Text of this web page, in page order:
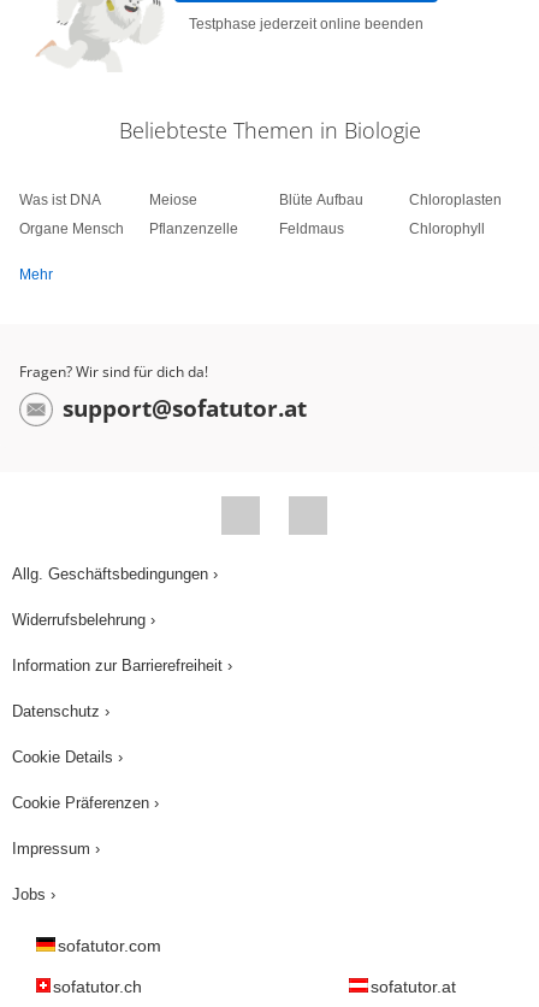
Testphase jederzeit online beenden
Beliebteste Themen in Biologie
Was ist DNA
Organe Mensch
Meiose
Pflanzenzelle
Blüte Aufbau
Feldmaus
Chloroplasten
Chlorophyll
Mehr
Fragen? Wir sind für dich da!
support@sofatutor.at
Allg. Geschäftsbedingungen ›
Widerrufsbelehrung ›
Information zur Barrierefreiheit ›
Datenschutz ›
Cookie Details ›
Cookie Präferenzen ›
Impressum ›
Jobs ›
sofatutor.com
sofatutor.ch sofatutor.at